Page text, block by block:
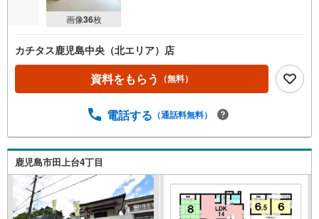
画像36枚
カチタス鹿児島中央（北エリア）店
資料をもらう （無料）
電話する （通話料無料）
鹿児島市田上台4丁目